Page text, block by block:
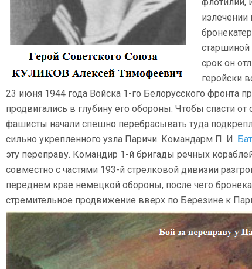
срок он
геройски
23 июня 1944 года Войска 1-го Белорусского фронта
продвигались в глубину его обороны. Чтобы спасти
фашисты начали спешно пере­брасывать туда
сильно укрепленного узла Паричи. Командарм П. И.
эту пере­праву. Командир 1-й бригады речных
совместно с частями 193-й стрелковой дивизии
переднем крае немецкой обороны, после чего
стремительное продвижение вверх по Березине к